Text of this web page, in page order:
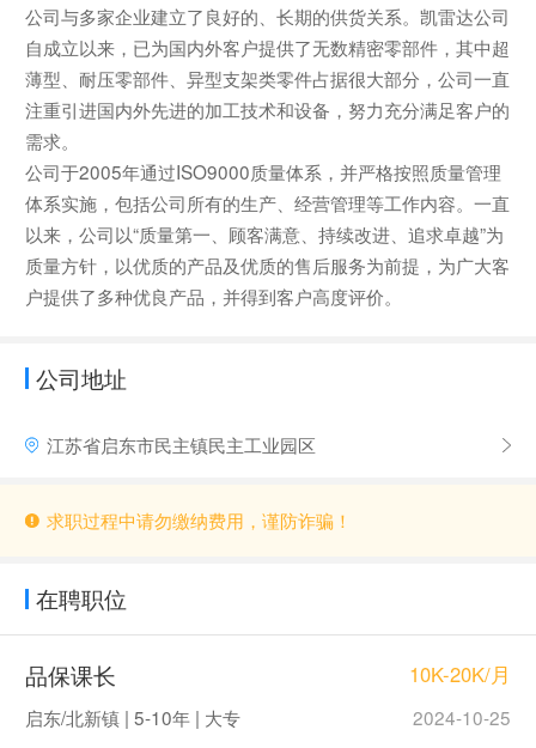
公司与多家企业建立了良好的、长期的供货关系。凯雷达公司
自成立以来，已为国内外客户提供了无数精密零部件，其中超
薄型、耐压零部件、异型支架类零件占据很大部分，公司一直
注重引进国内外先进的加工技术和设备，努力充分满足客户的
需求。
公司于2005年通过ISO9000质量体系，并严格按照质量管理
体系实施，包括公司所有的生产、经营管理等工作内容。一直
以来，公司以“质量第一、顾客满意、持续改进、追求卓越”为
质量方针，以优质的产品及优质的售后服务为前提，为广大客
户提供了多种优良产品，并得到客户高度评价。
公司地址
江苏省启东市民主镇民主工业园区
求职过程中请勿缴纳费用，谨防诈骗！
在聘职位
品保课长 10K-20K/月
启东/北新镇 | 5-10年 | 大专 2024-10-25